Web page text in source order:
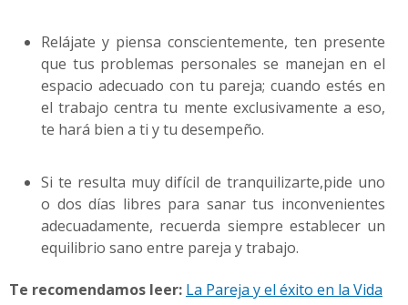
Relájate y piensa conscientemente, ten presente
que tus problemas personales se manejan en el
espacio adecuado con tu pareja; cuando estés en
el trabajo centra tu mente exclusivamente a eso,
te hará bien a ti y tu desempeño.
Si te resulta muy difícil de tranquilizarte,pide uno
o dos días libres para sanar tus inconvenientes
adecuadamente, recuerda siempre establecer un
equilibrio sano entre pareja y trabajo.
Te recomendamos leer: La Pareja y el éxito en la Vida